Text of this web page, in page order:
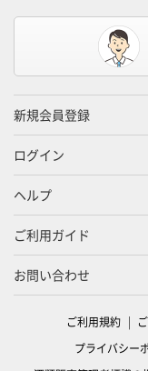
新規会員登録
ログイン
ヘルプ
ご利用ガイド
お問い合わせ
ご利用規約
プライバシー